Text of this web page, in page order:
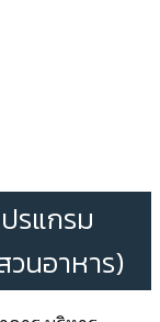
รแกรม
นอาหาร)